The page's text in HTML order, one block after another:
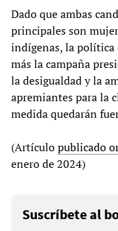
Dado que ambas
principales son
indígenas, la política
más la campaña
la desigualdad y la
apremiantes para la
medida quedarán
(Artículopublicado
enero de 2024)
Suscríbete al